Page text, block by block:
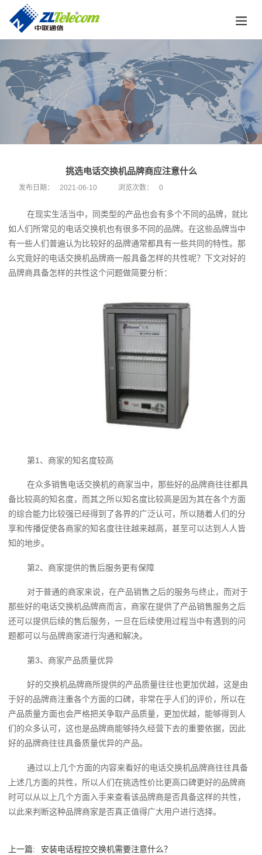
挑选电话交换机品牌商应注意什么
发布日期： 2021-06-10 浏览次数： 0
在现实生活当中，同类型的产品也会有多个不同的品牌，就比
如人们所常见的电话交换机也有很多不同的品牌。在这些品牌当中
有一些人们普遍认为比较好的品牌通常都具有一些共同的特性。那
么究竟好的电话交换机品牌商一般具备怎样的共性呢？下文对好的
品牌商具备怎样的共性这个问题做简要分析：
第1、商家的知名度较高
在众多销售电话交换机的商家当中，那些好的品牌商往往都具
备比较高的知名度，而其之所以知名度比较高是因为其在各个方面
的综合能力比较强已经得到了各界的广泛认可，所以随着人们的分
享和传播促使各商家的知名度往往越来越高，甚至可以达到人人皆
知的地步。
第2、商家提供的售后服务更有保障
对于普通的商家来说，在产品销售之后的服务与终止，而对于
那些好的电话交换机品牌商而言，商家在提供了产品销售服务之后
还可以提供后续的售后服务，一旦在后续使用过程当中有遇到的问
题都可以与品牌商家进行沟通和解决。
第3、商家产品质量优异
好的交换机品牌商所提供的产品质量往往也更加优越，这是由
于好的品牌商注重各个方面的口碑，非常在乎人们的评价，所以在
产品质量方面也会严格把关争取产品质量，更加优越，能够得到人
们的众多认可，这也是品牌商能够持久经营下去的重要依据，因此
好的品牌商往往具备质量优异的产品。
通过以上几个方面的内容来看好的电话交换机品牌商往往具备
上述几方面的共性，所以人们在挑选性价比更高口碑更好的品牌商
时可以从以上几个方面入手来查看该品牌商是否具备这样的共性，
以此来判断这种品牌商家是否真正值得广大用户进行选择。
上一篇:
安装电话程控交换机需要注意什么？